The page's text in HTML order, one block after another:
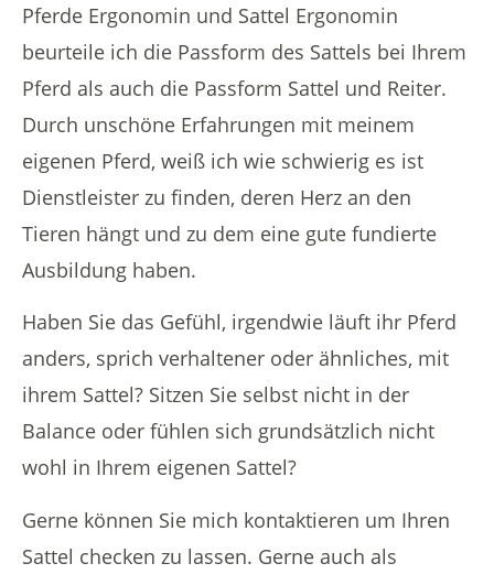
Pferde Ergonomin und Sattel Ergonomin
beurteile ich die Passform des Sattels bei Ihrem
Pferd als auch die Passform Sattel und Reiter.
Durch unschöne Erfahrungen mit meinem
eigenen Pferd, weiß ich wie schwierig es ist
Dienstleister zu finden, deren Herz an den
Tieren hängt und zu dem eine gute fundierte
Ausbildung haben.
Haben Sie das Gefühl, irgendwie läuft ihr Pferd
anders, sprich verhaltener oder ähnliches, mit
ihrem Sattel? Sitzen Sie selbst nicht in der
Balance oder fühlen sich grundsätzlich nicht
wohl in Ihrem eigenen Sattel?
Gerne können Sie mich kontaktieren um Ihren
Sattel checken zu lassen. Gerne auch als